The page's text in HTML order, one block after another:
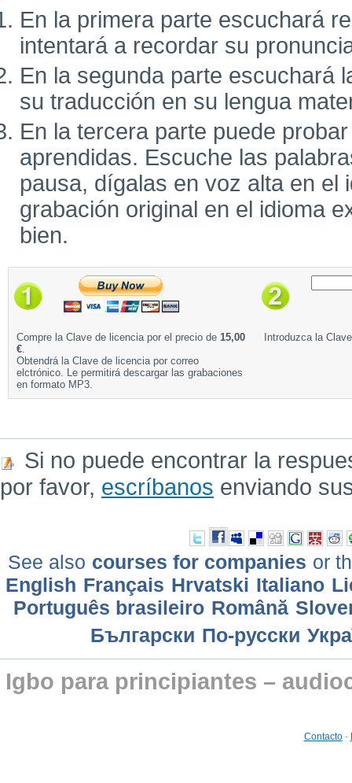
En la primera parte escuchará
intentará a recordar su
En la segunda parte escuchará
su traducción en su lengua
En la tercera parte puede
aprendidas. Escuche las
pausa, dígalas en voz alta en el
grabación original en el idioma
bien.
Compre la Clave de licencia por el precio de 15,00
€.
Obtendrá la Clave de licencia por correo
elctrónico. Le permitirá descargar las grabaciones
en formato MP3.
Introduzca la
Si no puede encontrar la
por favor, escríbanos enviando
See also courses for companies or
English Français Hrvatski Italiano
Português brasileiro Română
Български По-русски
Igbo para principiantes –
Contacto-